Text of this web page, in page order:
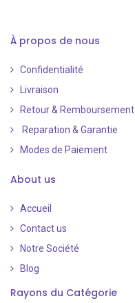
À propos de nous
Confidentialité
Livraison
Retour & Remboursement
Reparation & Garantie
Modes de Paiement
About us
Accueil
Contact us
Notre Société
Blog
Rayons du Catégorie